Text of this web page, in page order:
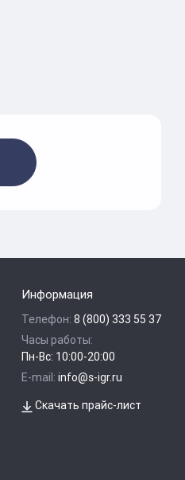
Информация
Телефон: 8 (800) 333 55 37
Часы работы:
Пн-Вс: 10:00-20:00
E-mail: info@s-igr.ru
Скачать прайс-лист